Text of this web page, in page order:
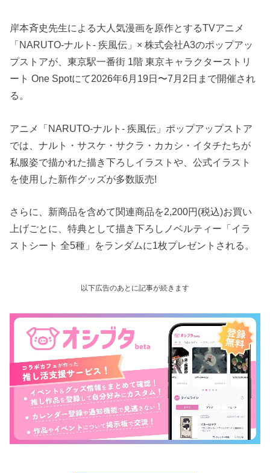
岸本斉史先生による大人気漫画を原作とするTVアニメ
「NARUTO-ナルト- 疾風伝」× 株式会社A3のポップアッ
プストアが、東京駅一番街 1階 東京キャラクターストリ
ート One Spotにて2026年6月19日〜7月2日まで開催され
る。
アニメ「NARUTO-ナルト- 疾風伝」ポップアップストア
では、ナルト・サスケ・サクラ・カカシ・イタチたちが
私服姿で描かれた描き下ろしイラストや、公式イラスト
を使用した新作グッズが多数販売!
さらに、新商品を含めて関連商品を2,200円(税込)お買い
上げごとに、特典として描き下ろしノベルティー「イラ
ストシート 全5種」をランダムに1枚プレゼントされる。
以下広告のあとに記事が続きます